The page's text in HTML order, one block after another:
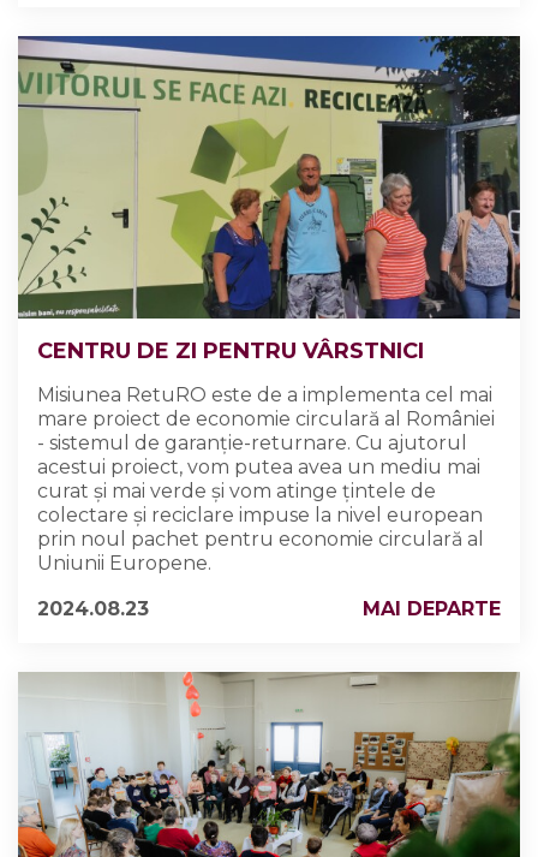
CENTRU DE ZI PENTRU VÂRSTNICI
Misiunea RetuRO este de a implementa cel mai
mare proiect de economie circulară al României
- sistemul de garanție-returnare. Cu ajutorul
acestui proiect, vom putea avea un mediu mai
curat și mai verde și vom atinge țintele de
colectare și reciclare impuse la nivel european
prin noul pachet pentru economie circulară al
Uniunii Europene.
2024.08.23
MAI DEPARTE